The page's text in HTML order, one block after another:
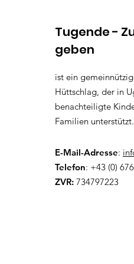
Tugende -
geben
ist ein
Hüttschlag, der in
benachteiligte
Familien unterstützt.
E-Mail-Adresse:
Telefon: +43 (0)
ZVR: 734797223